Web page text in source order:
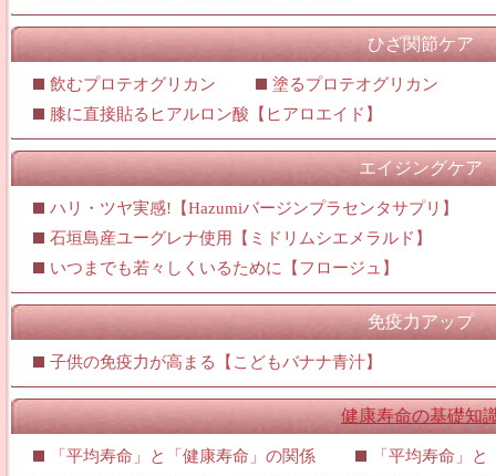
ひざ関節ケア
飲むプロテオグリカン
塗るプロテオグリカン
膝に直接貼るヒアルロン酸【ヒアロエイド】
エイジングケア
ハリ・ツヤ実感!【Hazumiバージンプラセンタサプリ】
石垣島産ユーグレナ使用【ミドリムシエメラルド】
いつまでも若々しくいるために【フロージュ】
免疫力アップ
子供の免疫力が高まる【こどもバナナ青汁】
健康寿命の基礎知
「平均寿命」と「健康寿命」の関係
「平均寿命」